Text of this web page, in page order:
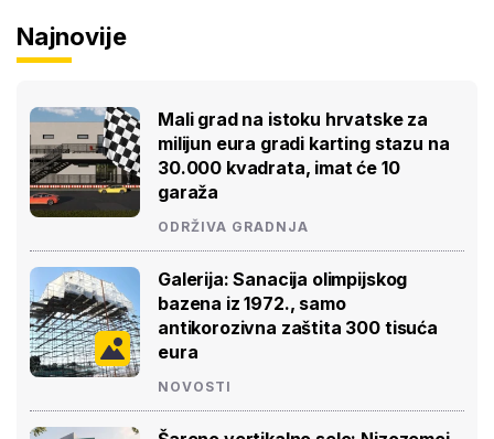
Najnovije
Mali grad na istoku hrvatske za
milijun eura gradi karting stazu na
30.000 kvadrata, imat će 10
garaža
ODRŽIVA GRADNJA
Galerija: Sanacija olimpijskog
bazena iz 1972., samo
antikorozivna zaštita 300 tisuća
eura
NOVOSTI